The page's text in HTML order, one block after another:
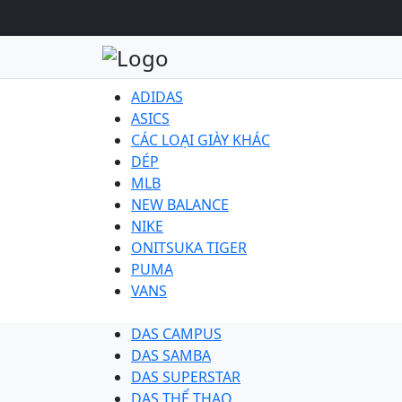
ADIDAS
ASICS
CÁC LOẠI GIÀY KHÁC
DÉP
MLB
NEW BALANCE
NIKE
ONITSUKA TIGER
PUMA
VANS
DAS CAMPUS
DAS SAMBA
DAS SUPERSTAR
DAS THỂ THAO